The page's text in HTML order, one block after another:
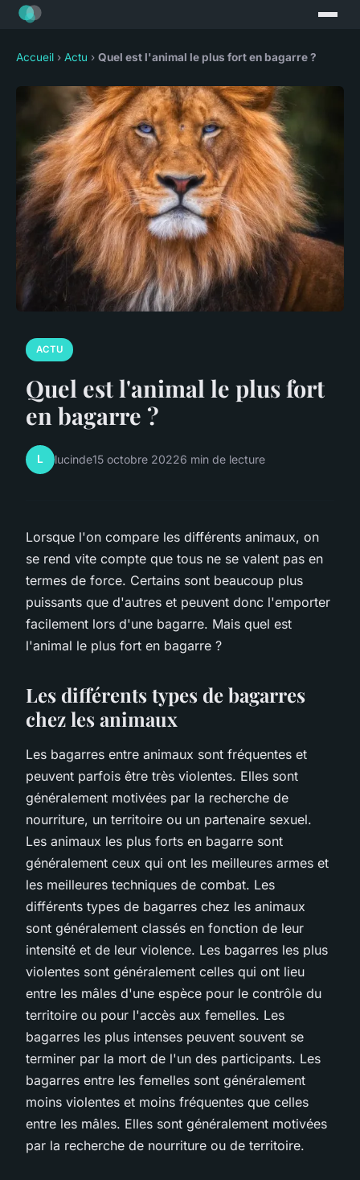
Accueil › Actu › Quel est l'animal le plus fort en bagarre ?
ACTU
Quel est l'animal le plus fort
en bagarre ?
L lucinde15 octobre 20226 min de lecture
Lorsque l'on compare les différents animaux, on
se rend vite compte que tous ne se valent pas en
termes de force. Certains sont beaucoup plus
puissants que d'autres et peuvent donc l'emporter
facilement lors d'une bagarre. Mais quel est
l'animal le plus fort en bagarre ?
Les différents types de bagarres
chez les animaux
Les bagarres entre animaux sont fréquentes et
peuvent parfois être très violentes. Elles sont
généralement motivées par la recherche de
nourriture, un territoire ou un partenaire sexuel.
Les animaux les plus forts en bagarre sont
généralement ceux qui ont les meilleures armes et
les meilleures techniques de combat. Les
différents types de bagarres chez les animaux
sont généralement classés en fonction de leur
intensité et de leur violence. Les bagarres les plus
violentes sont généralement celles qui ont lieu
entre les mâles d'une espèce pour le contrôle du
territoire ou pour l'accès aux femelles. Les
bagarres les plus intenses peuvent souvent se
terminer par la mort de l'un des participants. Les
bagarres entre les femelles sont généralement
moins violentes et moins fréquentes que celles
entre les mâles. Elles sont généralement motivées
par la recherche de nourriture ou de territoire.